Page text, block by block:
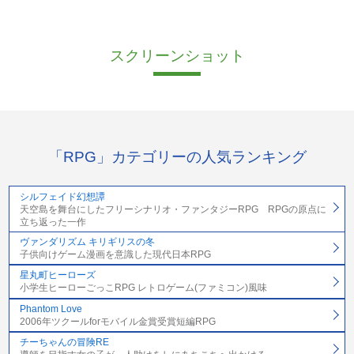
スクリーンショット
「RPG」カテゴリーの人気ランキング
シルフェイド幻想譚
天空島を舞台にしたフリーシナリオ・ファンタジーRPG RPGの原点に
立ち返った一作
ヴァンダリズム キリギリスの冬
子供向けゲーム漫画を意識した現代日本RPG
星丸町ヒーローズ
小学生ヒーローごっこRPG レトロゲーム(ファミコン)風味
Phantom Love
2006年ツクールforモバイル金賞受賞短編RPG
チーちゃんの冒険RE